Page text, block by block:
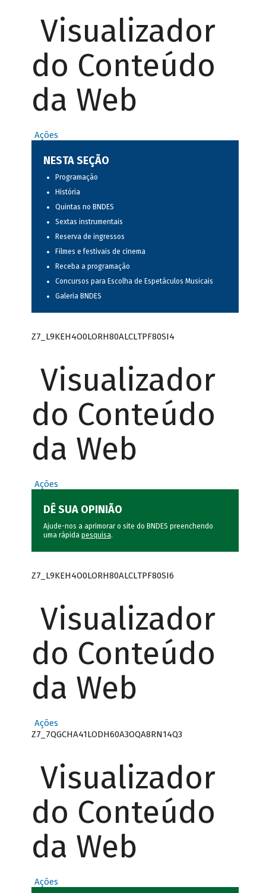
Visualizador
do Conteúdo
da Web
Ações
NESTA SEÇÃO
Programação
História
Quintas no BNDES
Sextas instrumentais
Reserva de ingressos
Filmes e festivais de cinema
Receba a programação
Concursos para Escolha de Espetáculos Musicais
Galeria BNDES
Z7_L9KEH4O0LORH80ALCLTPF80SI4
Visualizador
do Conteúdo
da Web
Ações
DÊ SUA OPINIÃO
Ajude-nos a aprimorar o site do BNDES preenchendo
uma rápida pesquisa.
Z7_L9KEH4O0LORH80ALCLTPF80SI6
Visualizador
do Conteúdo
da Web
Ações
Z7_7QGCHA41LODH60A3OQA8RN14Q3
Visualizador
do Conteúdo
da Web
Ações